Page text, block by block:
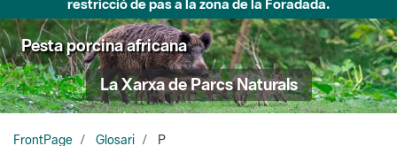
La Xarxa de Parcs Naturals
FrontPage Glosari P